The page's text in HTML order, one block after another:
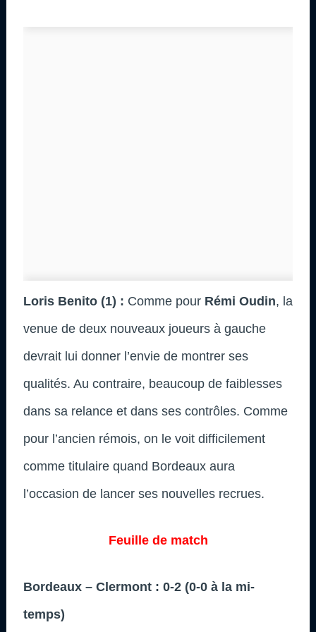
Loris Benito (1) : Comme pour Rémi Oudin, la
venue de deux nouveaux joueurs à gauche
devrait lui donner l’envie de montrer ses
qualités. Au contraire, beaucoup de faiblesses
dans sa relance et dans ses contrôles. Comme
pour l’ancien rémois, on le voit difficilement
comme titulaire quand Bordeaux aura
l’occasion de lancer ses nouvelles recrues.
Feuille de match
Bordeaux – Clermont : 0-2 (0-0 à la mi-
temps)